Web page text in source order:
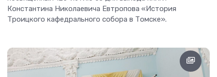
Константина Николаевича Евтропова «История
Троицкого кафедрального собора в Томске».